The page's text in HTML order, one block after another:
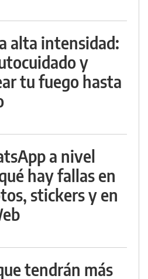
alta intensidad:
y
tu fuego hasta
a nivel
hay fallas en
stickers y en
tendrán más